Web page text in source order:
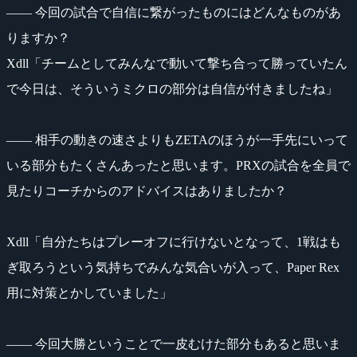
―― 今回の試合で自信に繋がったものにはどんなものがあ
りますか？
Xdll「チームとしてみんなで動いて撃ち合って勝っていたん
で今日は、そういうミクロの部分は自信が付きましたね」
―― 相手の動きの速さよりもZETAのほうが一手先にいって
いる部分もたくさんあったと思います。PRXの試合を全員で
見たりコーチからのアドバイスはありましたか？
Xdll「自分たちはプレーオフに行けないとなって、1戦はも
ぎ取ろうという気持ちでみんな気合いが入って、Paper Rex
用に対策とかしていました」
―― 今回大勝ということで一皮むけた部分もあると思いま